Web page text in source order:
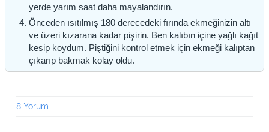
yerde yarım saat daha mayalandırın.
Önceden ısıtılmış 180 derecedeki fırında ekmeğinizin altı
ve üzeri kızarana kadar pişirin. Ben kalıbın içine yağlı kağıt
kesip koydum. Piştiğini kontrol etmek için ekmeği kalıptan
çıkarıp bakmak kolay oldu.
8 Yorum